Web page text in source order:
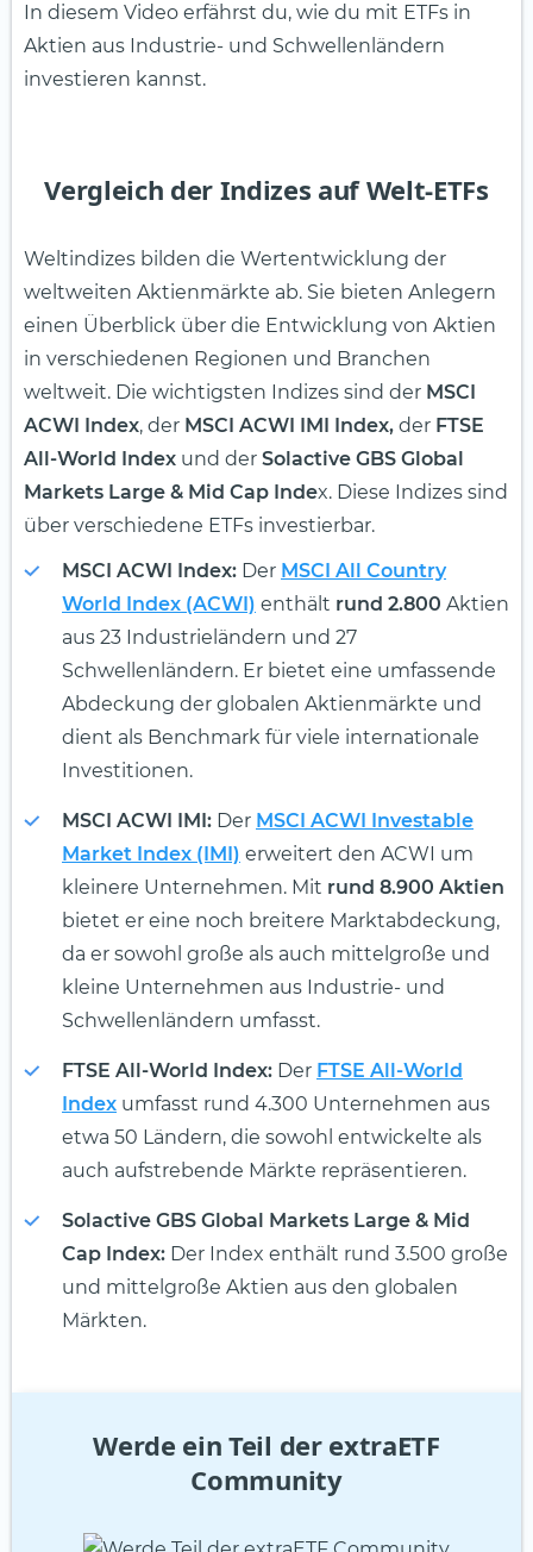
In diesem Video erfährst du, wie du mit ETFs in
Aktien aus Industrie- und Schwellenländern
investieren kannst.
Vergleich der Indizes auf Welt-ETFs
Weltindizes bilden die Wertentwicklung der
weltweiten Aktienmärkte ab. Sie bieten Anlegern
einen Überblick über die Entwicklung von Aktien
in verschiedenen Regionen und Branchen
weltweit. Die wichtigsten Indizes sind der MSCI
ACWI Index, der MSCI ACWI IMI Index, der FTSE
All-World Index und der Solactive GBS Global
Markets Large & Mid Cap Index. Diese Indizes sind
über verschiedene ETFs investierbar.
MSCI ACWI Index: Der MSCI All Country
World Index (ACWI) enthält rund 2.800 Aktien
aus 23 Industrieländern und 27
Schwellenländern. Er bietet eine umfassende
Abdeckung der globalen Aktienmärkte und
dient als Benchmark für viele internationale
Investitionen.
MSCI ACWI IMI: Der MSCI ACWI Investable
Market Index (IMI) erweitert den ACWI um
kleinere Unternehmen. Mit rund 8.900 Aktien
bietet er eine noch breitere Marktabdeckung,
da er sowohl große als auch mittelgroße und
kleine Unternehmen aus Industrie- und
Schwellenländern umfasst.
FTSE All-World Index: Der FTSE All-World
Index umfasst rund 4.300 Unternehmen aus
etwa 50 Ländern, die sowohl entwickelte als
auch aufstrebende Märkte repräsentieren.
Solactive GBS Global Markets Large & Mid
Cap Index: Der Index enthält rund 3.500 große
und mittelgroße Aktien aus den globalen
Märkten.
Werde ein Teil der extraETF
Community